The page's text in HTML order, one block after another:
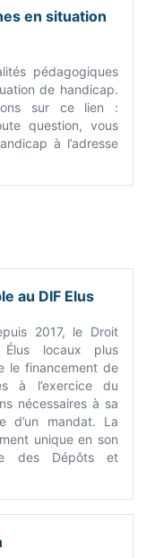
en situation
pédagogiques
de handicap.
sur ce lien :
question, vous
à l’adresse
au DIF Elus
2017, le Droit
locaux plus
le financement de
à l’exercice du
nécessaires à sa
d’un mandat. La
unique en son
des Dépôts et